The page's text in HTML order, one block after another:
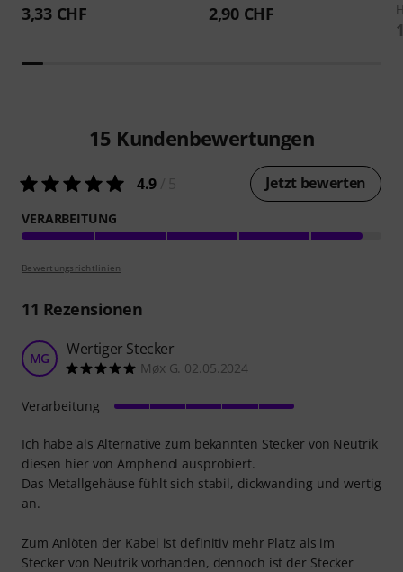
3,33 CHF 2,90 CHF
15 Kundenbewertungen
4.9 Jetzt bewerten
VERARBEITUNG
Bewertungsrichtlinien
11 Rezensionen
MG Wertiger Stecker
Møx G. 02.05.2024
Ich habe als Alternative zum bekannten Stecker von Neutrik
diesen hier von Amphenol ausprobiert.
Das Metallgehäuse fühlt sich stabil, dickwanding und wertig
an.
Zum Anlöten der Kabel ist definitiv mehr Platz als im
Stecker von Neutrik vorhanden, dennoch ist der Stecker
Verarbeitung